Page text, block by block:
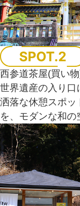
西参道茶屋(買い
世界遺産の入り口
洒落な休憩スポッ
を、モダンな和の